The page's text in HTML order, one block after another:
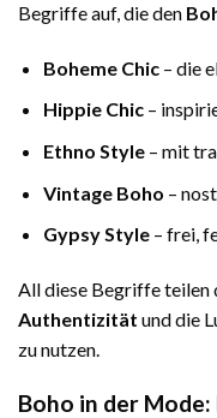
Begriffe auf, die den
Boheme Chic– die
Hippie Chic–
Ethno Style– mit
Vintage Boho –
Gypsy Style– frei,
All diese Begriffe teilen
Authentizität und die
zu nutzen.
Boho in der